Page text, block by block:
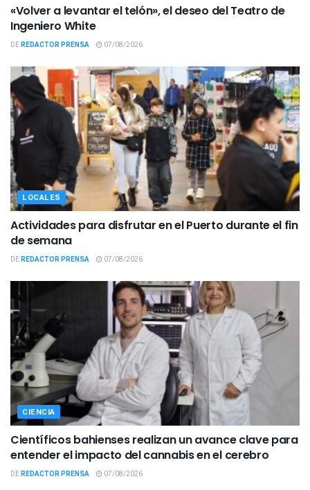
«Volver a levantar el telón», el deseo del Teatro de
Ingeniero White
DEREDACTOR PRENSA 07/08/2026
LOCALES
Actividades para disfrutar en el Puerto durante el fin
de semana
DEREDACTOR PRENSA 07/08/2026
CIENCIA
Científicos bahienses realizan un avance clave para
entender el impacto del cannabis en el cerebro
DEREDACTOR PRENSA 07/08/2026